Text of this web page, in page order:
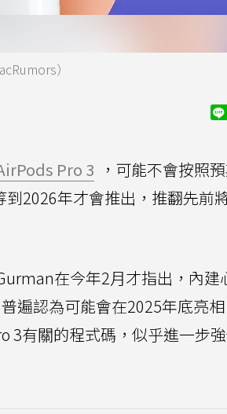
）
Pro 3 ，可能不會按照
到2026年才會推出，推翻先前
在今年2月才指出，內建
遍認為可能會在2025年底亮
3有關的程式碼，似乎進一步